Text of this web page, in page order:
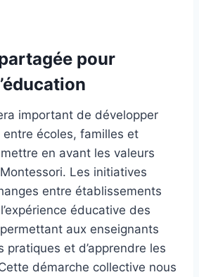
pour
important de développer
écoles, familles et
en avant les valeurs
Les initiatives
entre établissements
éducative des
aux enseignants
pratiques et d’apprendre les
démarche collective nous